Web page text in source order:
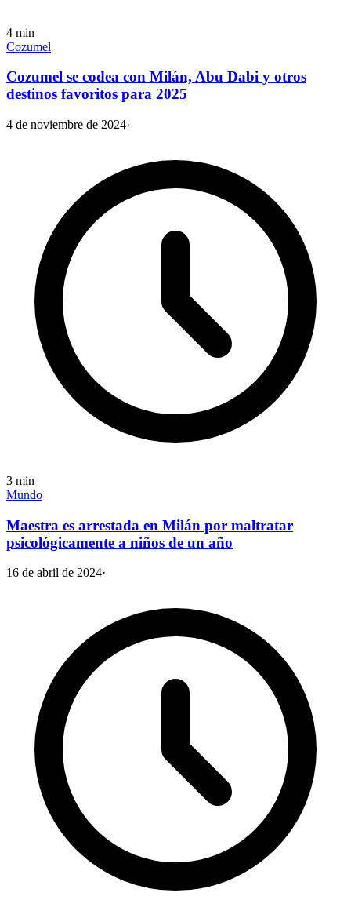
4 min
Cozumel
Cozumel se codea con Milán, Abu Dabi y otros
destinos favoritos para 2025
4 de noviembre de 2024·
3 min
Mundo
Maestra es arrestada en Milán por maltratar
psicológicamente a niños de un año
16 de abril de 2024·